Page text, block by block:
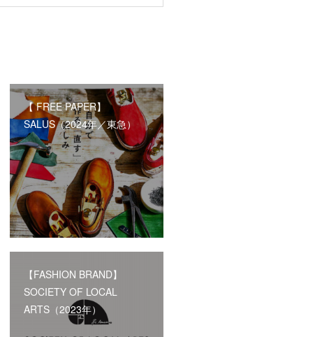
【 FREE PAPER】
SALUS（2024年／東急）
【FASHION BRAND】
SOCIETY OF LOCAL
ARTS（2023年）